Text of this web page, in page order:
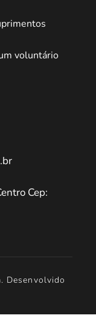
voluntário
Cep:
Desenvolvido